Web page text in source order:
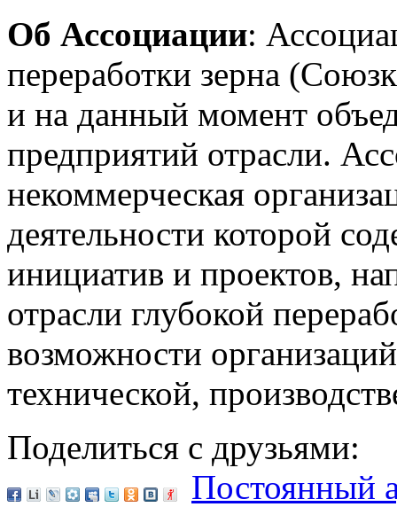
Об Ассоциации:
переработки зерна
и на данный момент
предприятий отрасли.
некоммерческая
деятельности которой
инициатив и проектов,
отрасли глубокой
возможности
технической,
Поделиться с друзьями:
Постоянный